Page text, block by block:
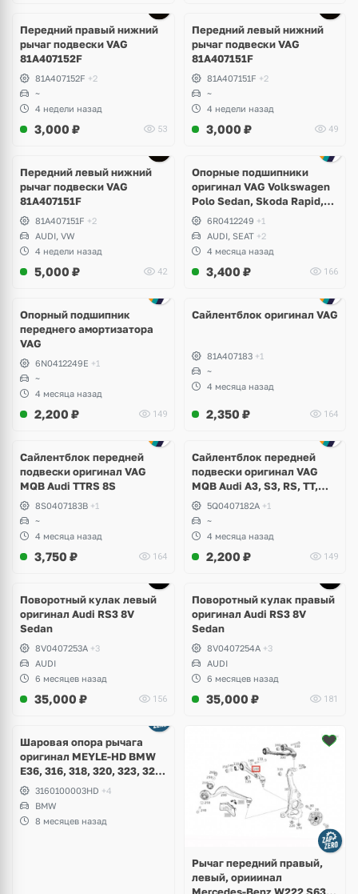
Передний правый нижний
рычаг подвески VAG
81A407152F
81A407152F +2
~
4 недели назад
3,000 ₽ 53
Передний левый нижний
рычаг подвески VAG
81A407151F
81A407151F +2
~
4 недели назад
3,000 ₽ 49
Передний левый нижний
рычаг подвески VAG
81A407151F
81A407151F +2
AUDI, VW
4 недели назад
5,000 ₽ 42
Опорные подшипники
оригинал VAG Volkswagen
Polo Sedan, Skoda Rapid,
Audi A1
6R0412249 +1
AUDI, SEAT +2
4 месяца назад
3,400 ₽ 166
Опорный подшипник
переднего амортизатора
VAG
6N0412249E +1
~
4 месяца назад
2,200 ₽ 149
Сайлентблок оригинал VAG
81A407183 +1
~
4 месяца назад
2,350 ₽ 164
Сайлентблок передней
подвески оригинал VAG
MQB Audi TTRS 8S
8S0407183B +1
~
4 месяца назад
3,750 ₽ 164
Сайлентблок передней
подвески оригинал VAG
MQB Audi A3, S3, RS, TT,
TTRS, Skoda Octavia A7,
Kodiaq, Karoq, Superb,
Volkswagen Tiguan, Passat,
Golf
5Q0407182A +1
~
4 месяца назад
2,200 ₽ 149
Поворотный кулак левый
оригинал Audi RS3 8V
Sedan
8V0407253A +3
AUDI
6 месяцев назад
35,000 ₽ 156
Поворотный кулак правый
оригинал Audi RS3 8V
Sedan
8V0407254A +3
AUDI
6 месяцев назад
35,000 ₽ 181
Шаровая опора рычага
оригинал MEYLE-HD BMW
E36, 316, 318, 320, 323, 325,
328, Z3
3160100003HD +4
BMW
8 месяцев назад
Рычаг передний правый,
левый, орииинал